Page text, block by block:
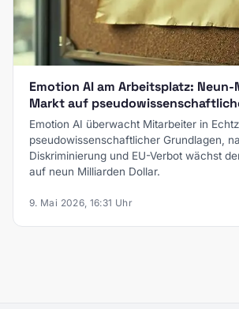
Emotion AI am Arbeitsplatz:
Markt auf
Emotion AI überwacht Mitarbeiter in
pseudowissenschaftlicher Grundlagen,
Diskriminierung und EU-Verbot wächst
auf neun Milliarden Dollar.
9. Mai 2026, 16:31 Uhr